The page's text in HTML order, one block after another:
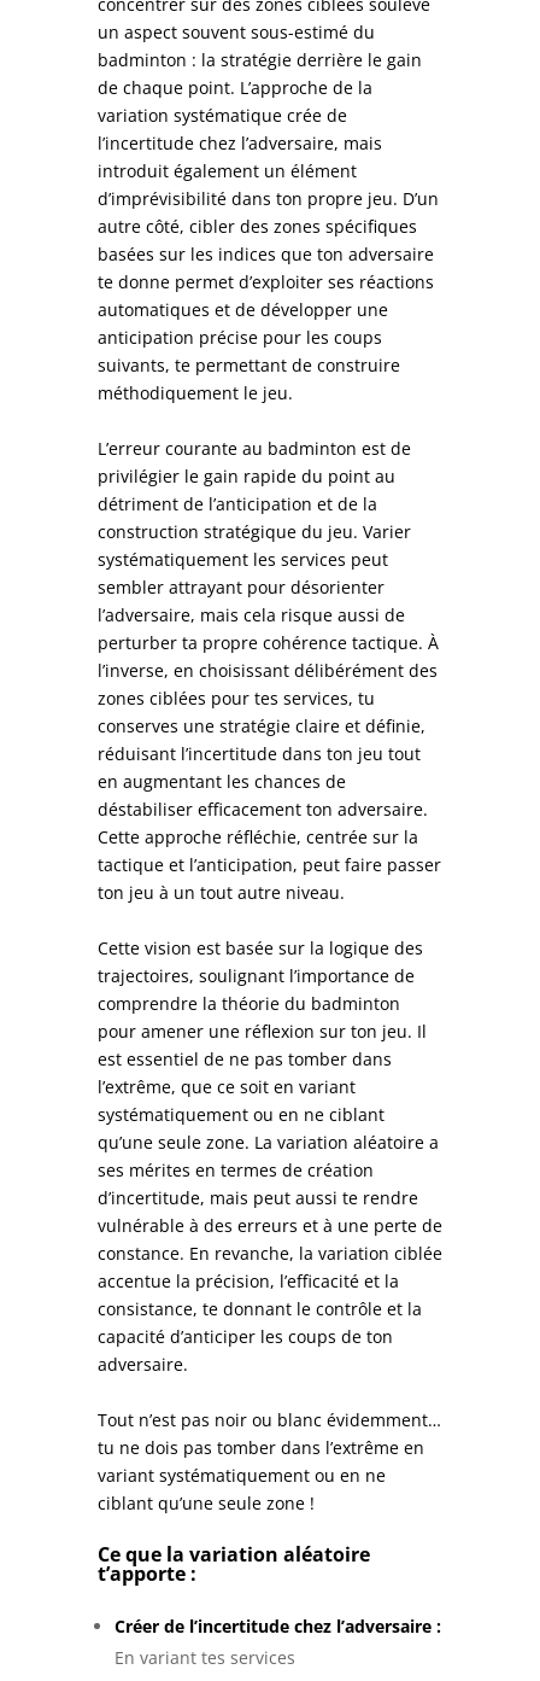
un aspect souvent sous-estimé du
badminton : la stratégie derrière le gain
de chaque point. L’approche de la
variation systématique crée de
l’incertitude chez l’adversaire, mais
introduit également un élément
d’imprévisibilité dans ton propre jeu. D’un
autre côté, cibler des zones spécifiques
basées sur les indices que ton adversaire
te donne permet d’exploiter ses réactions
automatiques et de développer une
anticipation précise pour les coups
suivants, te permettant de construire
méthodiquement le jeu.
L’erreur courante au badminton est de
privilégier le gain rapide du point au
détriment de l’anticipation et de la
construction stratégique du jeu. Varier
systématiquement les services peut
sembler attrayant pour désorienter
l’adversaire, mais cela risque aussi de
perturber ta propre cohérence tactique. À
l’inverse, en choisissant délibérément des
zones ciblées pour tes services, tu
conserves une stratégie claire et définie,
réduisant l’incertitude dans ton jeu tout
en augmentant les chances de
déstabiliser efficacement ton adversaire.
Cette approche réfléchie, centrée sur la
tactique et l’anticipation, peut faire passer
ton jeu à un tout autre niveau.
Cette vision est basée sur la logique des
trajectoires, soulignant l’importance de
comprendre la théorie du badminton
pour amener une réflexion sur ton jeu. Il
est essentiel de ne pas tomber dans
l’extrême, que ce soit en variant
systématiquement ou en ne ciblant
qu’une seule zone. La variation aléatoire a
ses mérites en termes de création
d’incertitude, mais peut aussi te rendre
vulnérable à des erreurs et à une perte de
constance. En revanche, la variation ciblée
accentue la précision, l’efficacité et la
consistance, te donnant le contrôle et la
capacité d’anticiper les coups de ton
adversaire.
Tout n’est pas noir ou blanc évidemment…
tu ne dois pas tomber dans l’extrême en
variant systématiquement ou en ne
ciblant qu’une seule zone !
Ce que la variation aléatoire
t’apporte :
Créer de l’incertitude chez l’adversaire :
En variant tes services